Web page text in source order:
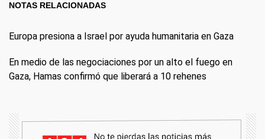
NOTAS RELACIONADAS
Europa presiona a Israel por ayuda humanitaria en Gaza
En medio de las negociaciones por un alto el fuego en
Gaza, Hamas confirmó que liberará a 10 rehenes